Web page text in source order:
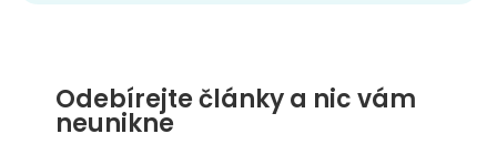
Odebírejte články a nic vám
neunikne